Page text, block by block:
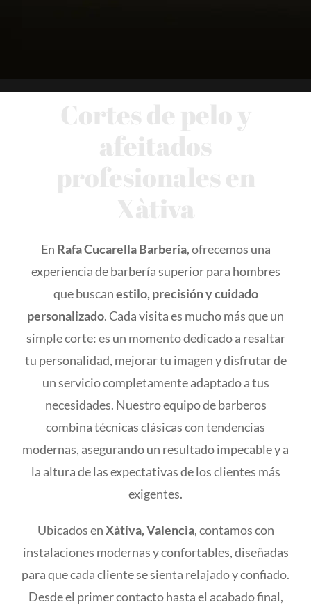
En Rafa Cucarella Barbería, ofrecemos una
experiencia de barbería superior para hombres
que buscanestilo, precisión y cuidado
personalizado. Cada visita es mucho más que un
simple corte: es un momento dedicado a resaltar
tu personalidad, mejorar tu imagen y disfrutar de
un servicio completamente adaptado a tus
necesidades. Nuestro equipo de barberos
combina técnicas clásicas con tendencias
modernas, asegurando un resultado impecable y a
la altura de las expectativas de los clientes más
exigentes.
Ubicados enXàtiva, Valencia, contamos con
instalaciones modernas y confortables, diseñadas
para que cada cliente se sienta relajado y confiado.
Desde el primer contacto hasta el acabado final,